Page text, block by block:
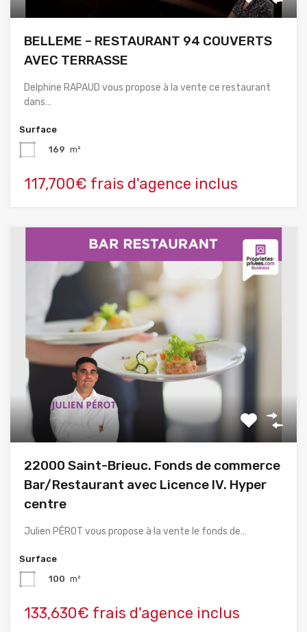
BELLEME – RESTAURANT 94 COUVERTS
AVEC TERRASSE
Delphine RAPAUD vous propose à la vente ce restaurant
dans…
Surface
169 m²
117,700€ frais d'agence inclus
22000 Saint-Brieuc. Fonds de commerce
Bar/Restaurant avec Licence IV. Hyper
centre
Julien PÉROT vous propose à la vente le fonds de…
Surface
100 m²
133,630€ frais d'agence inclus